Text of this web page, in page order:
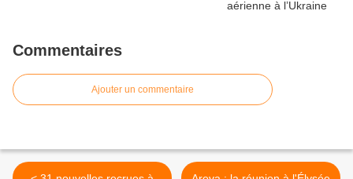
Commentaires
Ajouter un commentaire